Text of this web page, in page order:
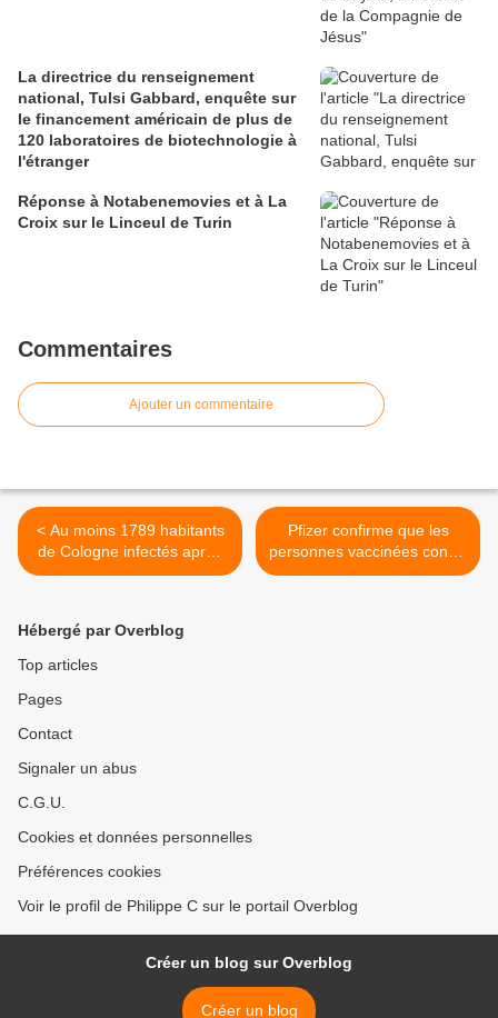
La directrice du renseignement
national, Tulsi Gabbard, enquête sur
le financement américain de plus de
120 laboratoires de biotechnologie à
l'étranger
Réponse à Notabenemovies et à La
Croix sur le Linceul de Turin
Commentaires
Ajouter un commentaire
< Au moins 1789 habitants
de Cologne infectés après
la vaccination
Pfizer confirme que les
personnes vaccinées contre
le COVID peuvent
Hébergé par Overblog
Top articles
Pages
Contact
Signaler un abus
C.G.U.
Cookies et données personnelles
Préférences cookies
Voir le profil de Philippe C sur le portail Overblog
Créer un blog sur Overblog
Créer un blog